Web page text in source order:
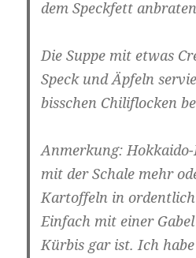
dem Speckfett
Die Suppe mit etwas
Speck und Äpfeln
bisschen Chiliflocken
Anmerkung:
mit der Schale mehr
Kartoffeln in ordentlich
Einfach mit einer
Kürbis gar ist. Ich